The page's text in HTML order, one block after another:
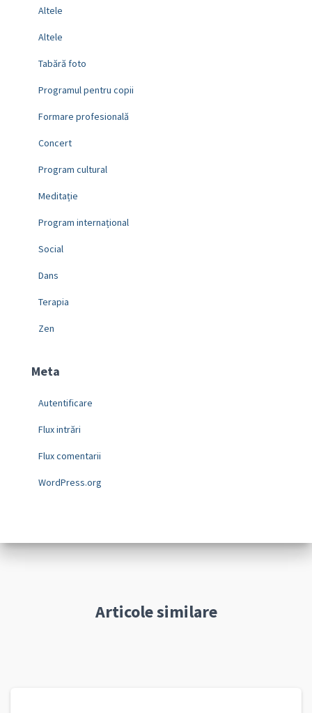
Altele
Altele
Tabără foto
Programul pentru copii
Formare profesională
Concert
Program cultural
Meditație
Program internațional
Social
Dans
Terapia
Zen
Meta
Autentificare
Flux intrări
Flux comentarii
WordPress.org
Articole similare